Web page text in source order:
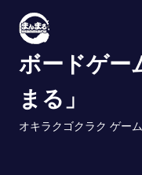
content
ボードゲー
まる」
オキラクゴクラク ゲー